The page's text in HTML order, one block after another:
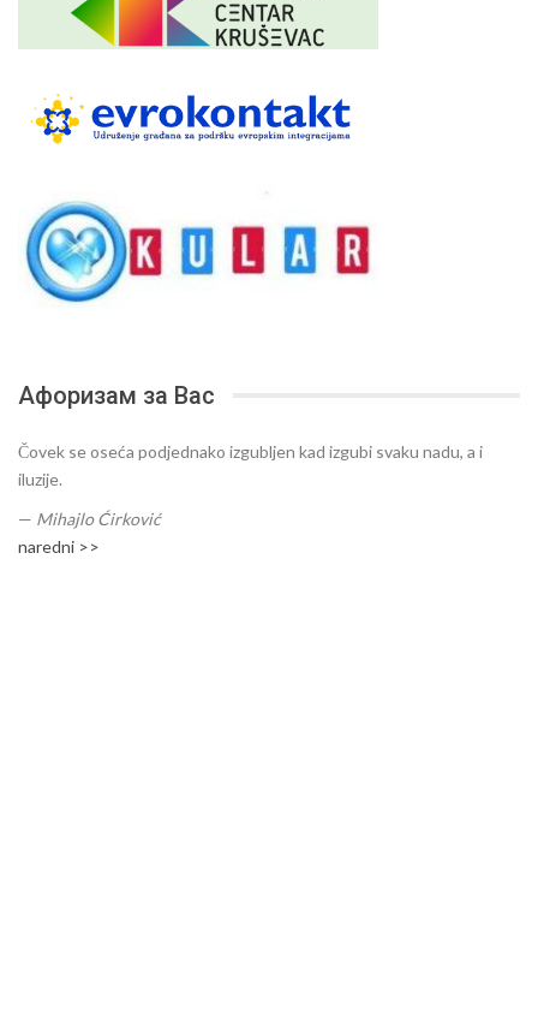
Афоризам за Вас
Čovek se oseća podjednako izgubljen kad izgubi svaku nadu, a i
iluzije.
— Mihajlo Ćirković
naredni >>